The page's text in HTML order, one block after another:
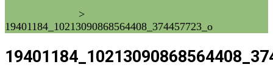
>
19401184_10213090868564408_374457723_o